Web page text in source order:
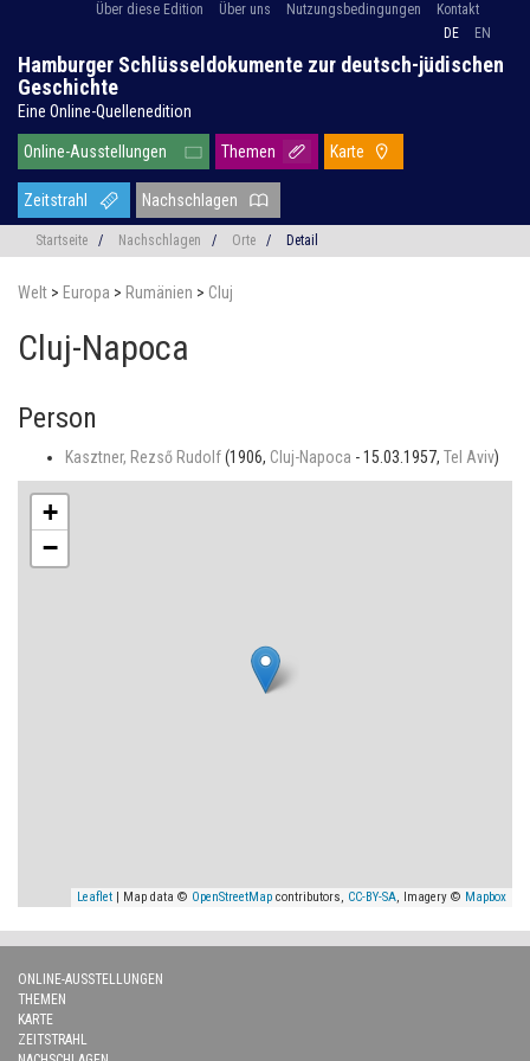
Über diese Edition Über uns Nutzungsbedingungen
Kontakt
DE
EN
Hamburger Schlüsseldokumente zur deutsch-jüdischen
Geschichte
Eine Online-Quellenedition
Online-Ausstellungen Themen Karte
Zeitstrahl Nachschlagen
Startseite / Nachschlagen / Orte / Detail
Welt > Europa > Rumänien > Cluj
Cluj-Napoca
Person
Kasztner, Rezső Rudolf(1906, Cluj-Napoca - 15.03.1957, Tel Aviv)
+
−
Leaflet | Map data © OpenStreetMap contributors, CC-BY-SA, Imagery © Mapbox
ONLINE-AUSSTELLUNGEN
THEMEN
KARTE
ZEITSTRAHL